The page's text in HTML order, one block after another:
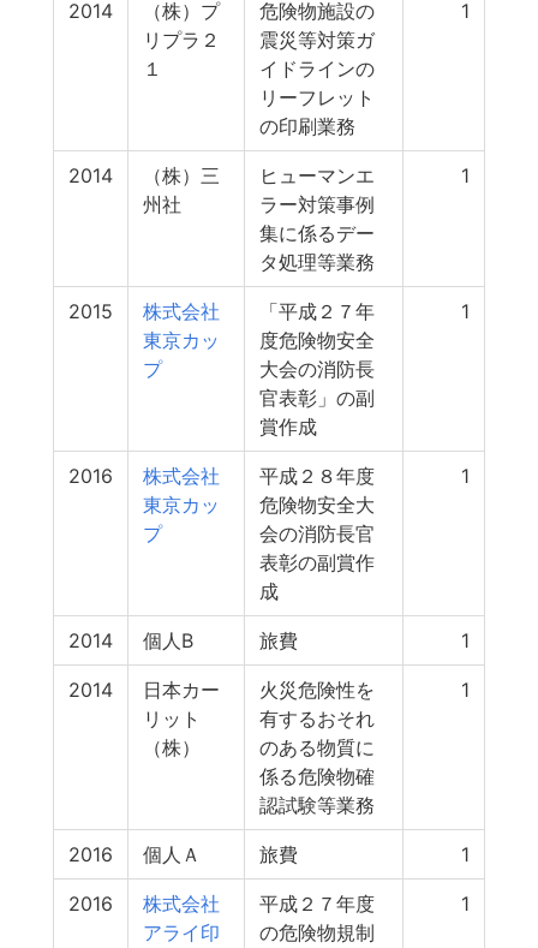
2014
（株）プ
リプラ２
１
危険物施設の
震災等対策ガ
イドラインの
リーフレット
の印刷業務
1
2014
（株）三
州社
ヒューマンエ
ラー対策事例
集に係るデー
タ処理等業務
1
2015
株式会社
東京カッ
プ
「平成２７年
度危険物安全
大会の消防長
官表彰」の副
賞作成
1
2016
株式会社
東京カッ
プ
平成２８年度
危険物安全大
会の消防長官
表彰の副賞作
成
1
2014 個人B 旅費 1
2014
日本カー
リット
（株）
火災危険性を
有するおそれ
のある物質に
係る危険物確
認試験等業務
1
2016 個人Ａ 旅費 1
2016
株式会社
アライ印
平成２７年度
の危険物規制
1